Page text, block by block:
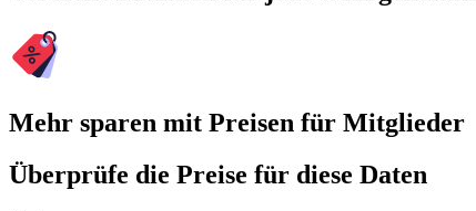
Mehr sparen mit Preisen für Mitglieder
Überprüfe die Preise für diese Daten